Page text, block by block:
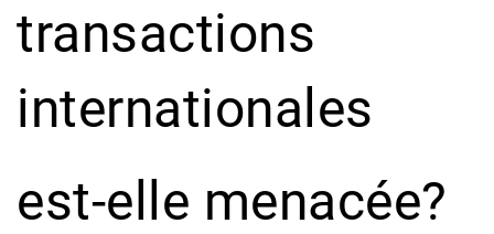
transactions
internationales
est-elle menacée?